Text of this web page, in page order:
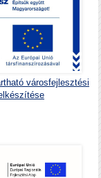
városfejlesztési